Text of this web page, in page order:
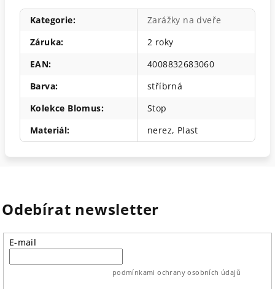
Kategorie:
Zarážky na dveře
Záruka:
2 roky
EAN:
4008832683060
Barva:
stříbrná
Kolekce Blomus:
Stop
Materiál: nerez, Plast
Odebírat newsletter
E-mail
podmínkami ochrany osobních údajů